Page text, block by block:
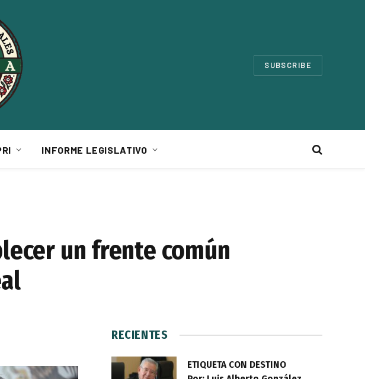
SUBSCRIBE
INFORME LEGISLATIVO
un frente común
RECIENTES
ETIQUETA CON DESTINO